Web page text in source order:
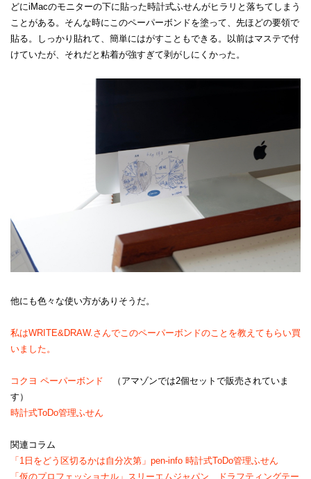
どにiMacのモニターの下に貼った時計式ふせんがヒラリと落ちてしまう
ことがある。そんな時にこのペーパーボンドを塗って、先ほどの要領で
貼る。しっかり貼れて、簡単にはがすこともできる。以前はマステで付
けていたが、それだと粘着が強すぎて剥がしにくかった。
他にも色々な使い方がありそうだ。
私はWRITE&DRAW.さんでこのペーパーボンドのことを教えてもらい買
いました。
コクヨ ペーパーボンド （アマゾンでは2個セットで販売されていま
す）
時計式ToDo管理ふせん
関連コラム
「1日をどう区切るかは自分次第」pen-info 時計式ToDo管理ふせん
「仮のプロフェッショナル」スリーエムジャパン ドラフティングテー